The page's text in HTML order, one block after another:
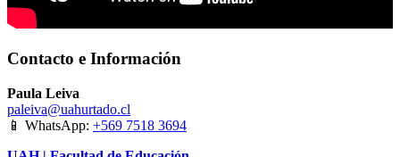
Contacto e Información
Paula Leiva
paleiva@uahurtado.cl
📱 WhatsApp: +569 7518 3694